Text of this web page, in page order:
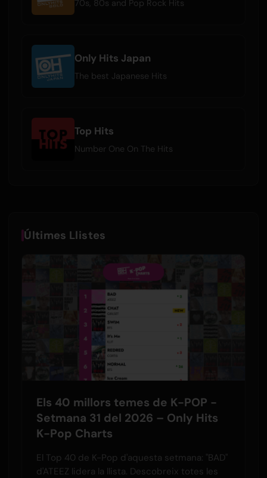
70s, 80s and Pop Rock Hits
Only Hits Japan
The best Japanese Hits
Top Hits
Number One On The Hits
Últimes Llistes
Els 40 millors temes de K-POP -
Setmana 31 del 2026 – Only Hits
K-Pop Charts
El Top 40 de K-Pop d'aquesta setmana: "BAD"
d'ATEEZ lidera la llista. Descobreix totes les